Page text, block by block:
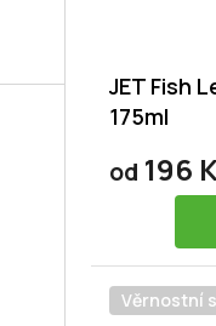
JET Fish
175ml
od 196
Věrnostní